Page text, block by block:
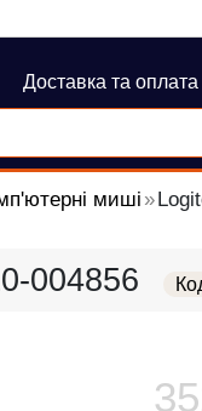
Доставка та оплата
миші
004856